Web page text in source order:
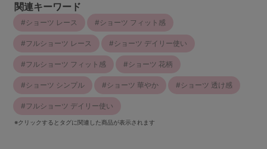
関連キーワード
ショーツ レース ショーツ フィット感
フルショーツ レース ショーツ デイリー使い
フルショーツ フィット感 ショーツ 花柄
ショーツ シンプル ショーツ 華やか ショーツ 透け感
フルショーツ デイリー使い
※クリックするとタグに関連した商品が表示されます